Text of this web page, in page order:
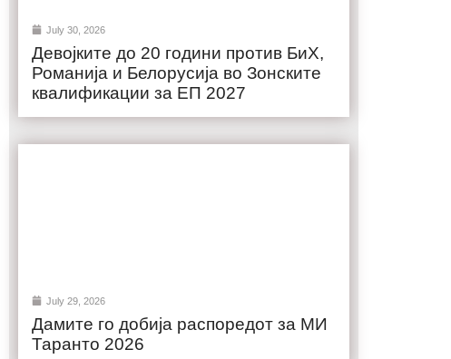
July 30, 2026
Девојките до 20 години против БиХ,
Романија и Белорусија во Зонските
квалификации за ЕП 2027
July 29, 2026
Дамите го добија распоредот за МИ
Таранто 2026